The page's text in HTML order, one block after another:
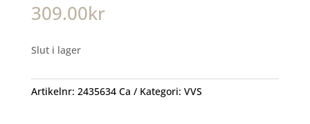
309.00kr
Slut i lager
Artikelnr: 2435634 Ca Kategori: VVS